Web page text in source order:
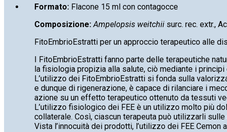
Formato: Flacone 15 ml con contagocce
Composizione:Ampelopsis weitchii surc. rec. extr.,
FitoEmbrioEstratti per un approccio terapeutico alle
I FitoEmbrioEstratti fanno parte delle terapeutiche
la fisiologia propizia alla salute, ciò mediante i
L’utilizzo dei FitoEmbrioEstratti si fonda sulla
e dunque di rigenerazione, è capace di rilanciare i
azione su un effetto terapeutico ottenuto da tessuti
L’utilizzo fisiologico dei FEE è un utilizzo molto più
collaterale. Così, ciascun terapeuta può utilizzarli
Vista l’innocuità dei prodotti, l’utilizzo dei FEE